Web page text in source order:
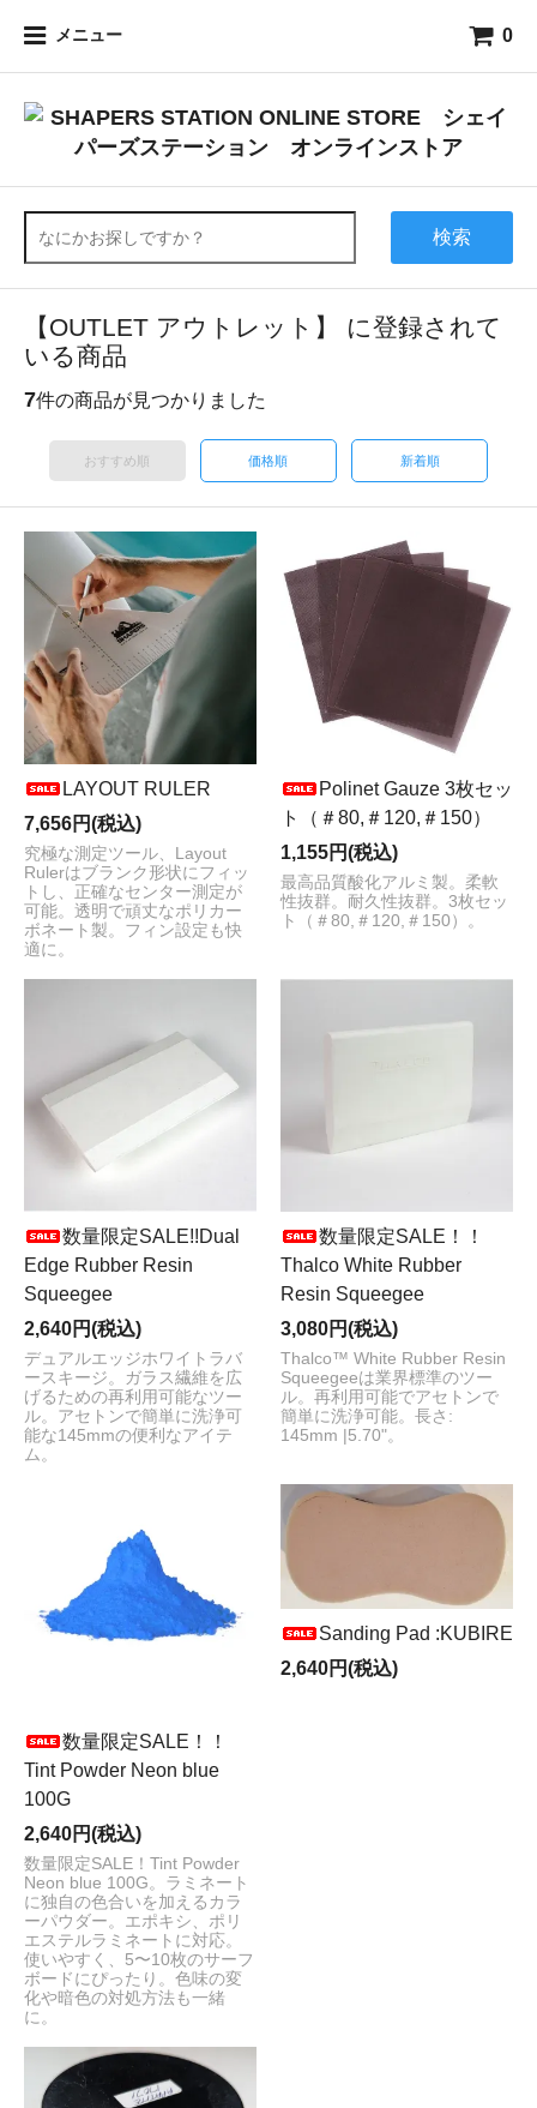
メニュー 0
検索
【OUTLET アウトレット】 に登録されて
いる商品
7件の商品が見つかりました
おすすめ順 価格順 新着順
LAYOUT RULER
7,656円(税込)
究極な測定ツール、Layout
Rulerはブランク形状にフィッ
トし、正確なセンター測定が
可能。透明で頑丈なポリカー
ボネート製。フィン設定も快
適に。
Polinet Gauze 3枚セッ
ト（＃80,＃120,＃150）
1,155円(税込)
最高品質酸化アルミ製。柔軟
性抜群。耐久性抜群。3枚セッ
ト（＃80,＃120,＃150）。
数量限定SALE!!Dual
Edge Rubber Resin
Squeegee
2,640円(税込)
デュアルエッジホワイトラバ
ースキージ。ガラス繊維を広
げるための再利用可能なツー
ル。アセトンで簡単に洗浄可
能な145mmの便利なアイテ
ム。
数量限定SALE！！
Thalco White Rubber
Resin Squeegee
3,080円(税込)
Thalco™ White Rubber Resin
Squeegeeは業界標準のツー
ル。再利用可能でアセトンで
簡単に洗浄可能。長さ:
145mm |5.70"。
数量限定SALE！！
Tint Powder Neon blue
100G
2,640円(税込)
数量限定SALE！Tint Powder
Neon blue 100G。ラミネート
に独自の色合いを加えるカラ
ーパウダー。エポキシ、ポリ
エステルラミネートに対応。
使いやすく、5〜10枚のサーフ
ボードにぴったり。色味の変
化や暗色の対処方法も一緒
に。
Sanding Pad :KUBIRE
2,640円(税込)